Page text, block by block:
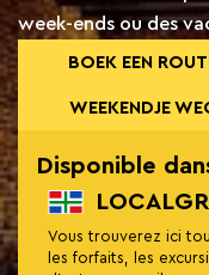
week-ends ou des
BOEK EEN
WEEKENDJE
Disponible
Vous trouverez ici
les forfaits, les